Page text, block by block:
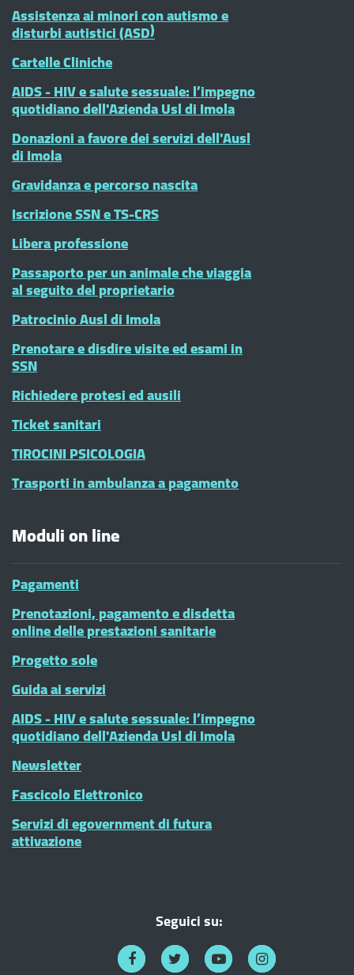
Assistenza ai minori con autismo e
disturbi autistici (ASD)
Cartelle Cliniche
AIDS - HIV e salute sessuale: l’impegno
quotidiano dell'Azienda Usl di Imola
Donazioni a favore dei servizi dell'Ausl
di Imola
Gravidanza e percorso nascita
Iscrizione SSN e TS-CRS
Libera professione
Passaporto per un animale che viaggia
al seguito del proprietario
Patrocinio Ausl di Imola
Prenotare e disdire visite ed esami in
SSN
Richiedere protesi ed ausili
Ticket sanitari
TIROCINI PSICOLOGIA
Trasporti in ambulanza a pagamento
Moduli on line
Pagamenti
Prenotazioni, pagamento e disdetta
online delle prestazioni sanitarie
Progetto sole
Guida ai servizi
AIDS - HIV e salute sessuale: l’impegno
quotidiano dell'Azienda Usl di Imola
Newsletter
Fascicolo Elettronico
Servizi di egovernment di futura
attivazione
Seguici su: